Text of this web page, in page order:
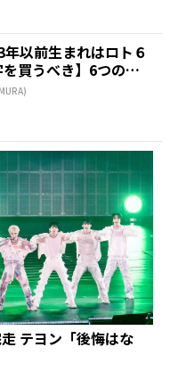
年以前生まれはロト６
買うべき】6つの数
一致」する方...
テヨン「後悔はな